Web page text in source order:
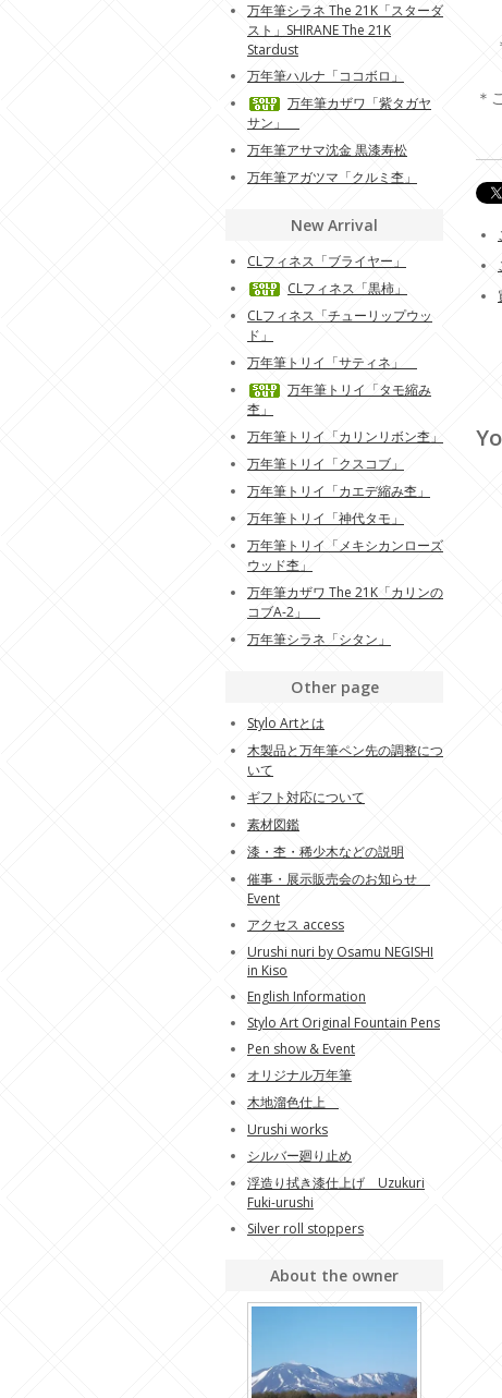
＊
万年筆シラネ The 21K「スターダ
スト」SHIRANE The 21K
Stardust
万年筆ハルナ「ココボロ」
万年筆カザワ「紫タガヤ
サン」
万年筆アサマ沈金 黒漆寿松
万年筆アガツマ「クルミ杢」
New Arrival
CLフィネス「ブライヤー」
CLフィネス「黒柿」
CLフィネス「チューリップウッ
ド」
万年筆トリイ「サティネ」
万年筆トリイ「タモ縮み
杢」
万年筆トリイ「カリンリボン杢」
万年筆トリイ「クスコブ」
万年筆トリイ「カエデ縮み杢」
万年筆トリイ「神代タモ」
万年筆トリイ「メキシカンローズ
ウッド杢」
万年筆カザワ The 21K「カリンの
コブA-2」
万年筆シラネ「シタン」
Other page
Stylo Artとは
木製品と万年筆ペン先の調整につ
いて
ギフト対応について
素材図鑑
漆・杢・稀少木などの説明
催事・展示販売会のお知らせ
Event
アクセス access
Urushi nuri by Osamu NEGISHI
in Kiso
English Information
Stylo Art Original Fountain Pens
Pen show & Event
オリジナル万年筆
木地溜色仕上
Urushi works
シルバー廻り止め
浮造り拭き漆仕上げ Uzukuri
Fuki-urushi
Silver roll stoppers
About the owner